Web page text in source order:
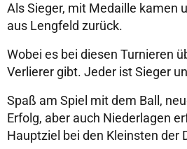
Als Sieger, mit Medaille kamen
aus Lengfeld zurück.
Wobei es bei diesen Turnieren
Verlierer gibt. Jeder ist Sieger
Spaß am Spiel mit dem Ball,
Erfolg, aber auch Niederlagen
Hauptziel bei den Kleinsten der